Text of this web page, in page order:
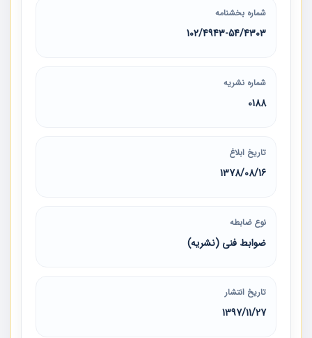
شماره بخشنامه
102/4943-54/4303
شماره نشریه
0188
تاریخ ابلاغ
1378/08/16
نوع ضابطه
ضوابط فنی (نشریه)
تاریخ انتشار
1397/11/27